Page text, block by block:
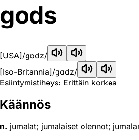
gods
[USA] /ɡɒdz/
[Iso-Britannia]/ɡɑdz/
Esiintymistiheys: Erittäin korkea
Käännös
n. jumalat; jumalaiset olennot;